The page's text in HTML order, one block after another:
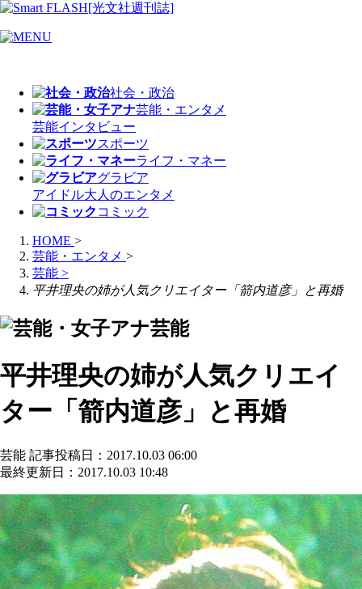
社会・政治
芸能・エンタメ
芸能インタビュー
スポーツ
ライフ・マネー
グラビア
アイドル大人のエンタメ
コミック
HOME >
芸能・エンタメ >
芸能 >
平井理央の姉が人気クリエイター「箭内道彦」と再婚
芸能
平井理央の姉が人気クリエイ
ター「箭内道彦」と再婚
芸能 記事投稿日：2017.10.03 06:00
最終更新日：2017.10.03 10:48